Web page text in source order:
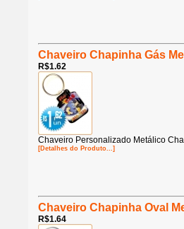
Chaveiro Chapinha Gás
R$1.62
Chaveiro Personalizado Metálico
[Detalhes do Produto...]
Chaveiro Chapinha Oval
R$1.64